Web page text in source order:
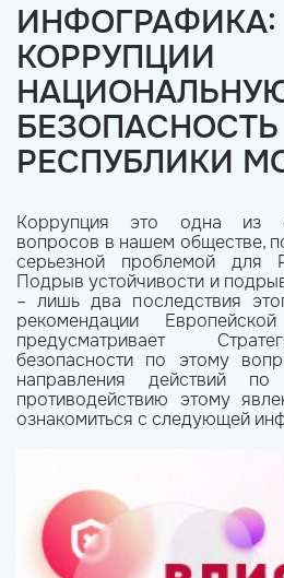
БЕЗОПАСНОСТЬ
РЕСПУБЛИКИ
Коррупция это одна из
вопросов в нашем обществе,
серьезной проблемой для
Подрыв устойчивости и
– лишь два последствия
рекомендации
предусматривает
безопасности по этому
направления действий
противодействию этому
ознакомиться с следующей